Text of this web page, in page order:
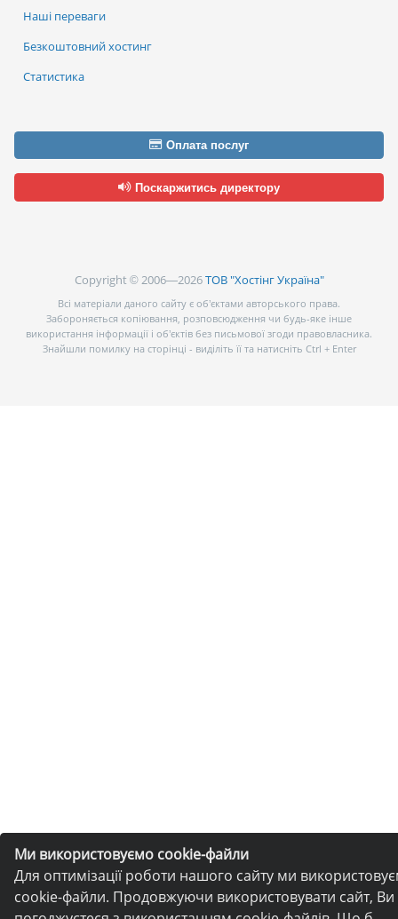
Ми використовуємо cookie-файли
Для оптимізації роботи нашого сайту ми
cookie-файли. Продовжуючи використовувати сайт, Ви
Наші переваги
Безкоштовний хостинг
Статистика
Оплата послуг
Поскаржитись директору
Copyright © 2006—2026ТОВ "Хостінг Україна"
Всі матеріали даного сайту є об’єктами авторського права.
Забороняється копіювання, розповсюдження чи будь-яке інше
використання інформації і об’єктів без письмової згоди правовласника.
Знайшли помилку на сторінці - виділіть її та натисніть Ctrl + Enter